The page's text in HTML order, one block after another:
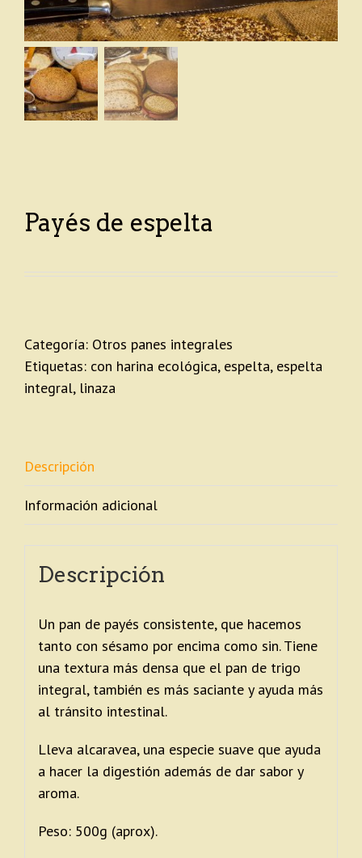
Payés de espelta
Categoría: Otros panes integrales
Etiquetas: con harina ecológica, espelta, espelta
integral, linaza
Descripción
Información adicional
Descripción
Un pan de payés consistente, que hacemos
tanto con sésamo por encima como sin. Tiene
una textura más densa que el pan de trigo
integral, también es más saciante y ayuda más
al tránsito intestinal.
Lleva alcaravea, una especie suave que ayuda
a hacer la digestión además de dar sabor y
aroma.
Peso: 500g (aprox).